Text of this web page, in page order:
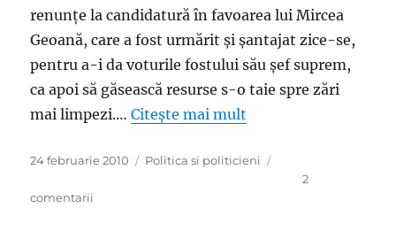
renunţe la candidatură în favoarea lui Mircea
Geoană, care a fost urmărit şi şantajat zice-se,
pentru a-i da voturile fostului său şef suprem,
ca apoi să găsească resurse s-o taie spre zări
mai limpezi.…Citește mai mult
Publicat
24 februarie 2010 Categorii
Politica si politicieni
2
comentarii